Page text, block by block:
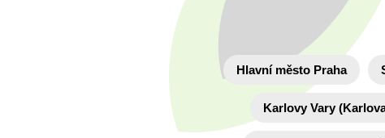
Hlavní město Praha
Karlovy Vary